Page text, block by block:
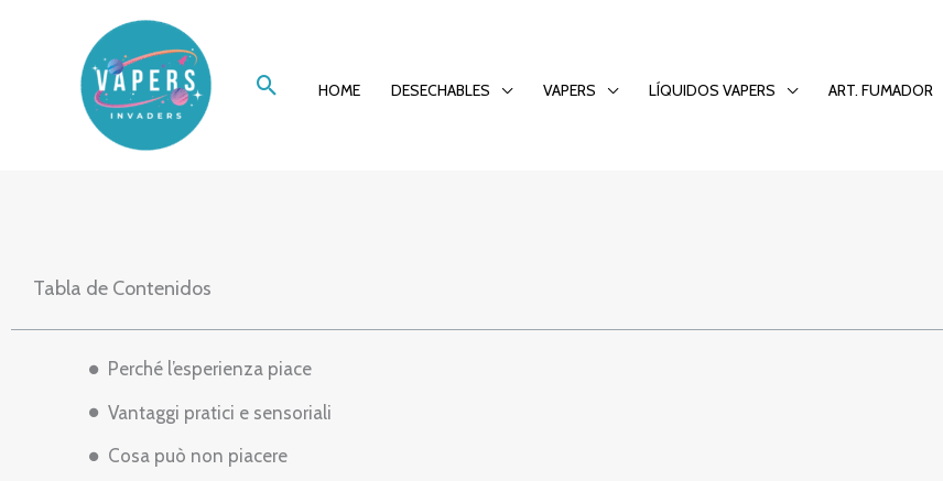
contenido
BuscarHOME DESECHABLES VAPERS LÍQUIDOS VAPERS ART. FUMADOR
Notte in salotto: l’esperienza degli
Tabla de Contenidos
Perché l’esperienza piace
Vantaggi pratici e sensoriali
Cosa può non piacere